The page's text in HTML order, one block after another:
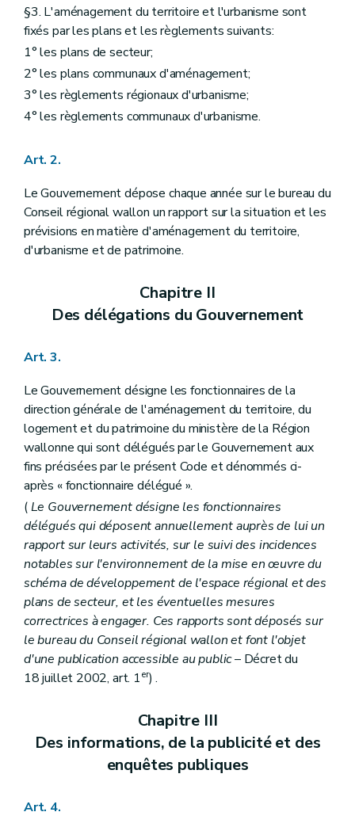
Art. 45
Section 5 Procédure et prescriptions de révision
Art. 46
Du plan communal d'aménagement
Section première Généralités
Art. 47
Section 2
Art. 48
Art. 51
Art. 52
Section 4 Procédure de révision
Art. 53
Section 5 Elaboration et révision par le Gouvernement
Art. 54
Section 6
Effets du plan communal d'aménagement
Art. 57
Art. 59
Art. 60
Art. 61
Art. 62
Art. 63
Art. 64
Art. 65
Art. 67
Art. 68
Art. 69
Art. 70
Art. 71
Chapitre V Du remembrement et du relotissement
Art. 72
Art. 73
Art. 74
Art. 75
Titre IV Des règlements d'urbanisme
Chapitre premier
Des règlements communaux d'urbanisme
Art. 78
Chapitre III Des dispositions communes
§3. L'aménagement du territoire et l'urbanisme sont
fixés par les plans et les règlements suivants:
1° les plans de secteur;
2° les plans communaux d'aménagement;
3° les règlements régionaux d'urbanisme;
4° les règlements communaux d'urbanisme.
Art. 2.
Le Gouvernement dépose chaque année sur le bureau du
Conseil régional wallon un rapport sur la situation et les
prévisions en matière d'aménagement du territoire,
d'urbanisme et de patrimoine.
Chapitre II
Des délégations du Gouvernement
Art. 3.
Le Gouvernement désigne les fonctionnaires de la
direction générale de l'aménagement du territoire, du
logement et du patrimoine du ministère de la Région
wallonne qui sont délégués par le Gouvernement aux
fins précisées par le présent Code et dénommés ci-
après « fonctionnaire délégué ».
(Le Gouvernement désigne les fonctionnaires
délégués qui déposent annuellement auprès de lui un
rapport sur leurs activités, sur le suivi des incidences
notables sur l'environnement de la mise en œuvre du
schéma de développement de l'espace régional et des
plans de secteur, et les éventuelles mesures
correctrices à engager. Ces rapports sont déposés sur
le bureau du Conseil régional wallon et font l'objet
d'une publication accessible au public– Décret du
18 juillet 2002, art. 1er) .
Chapitre III
Des informations, de la publicité et des
enquêtes publiques
Art. 4.